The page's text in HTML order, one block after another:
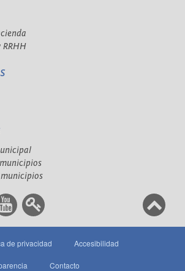
de privacidad Accesibilidad
Contacto